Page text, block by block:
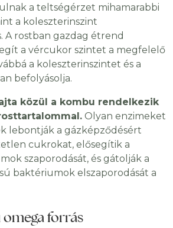
a teltségérzet mihamarabbi
a koleszterinszint
A rostban gazdag étrend
a vércukor szintet a megfelelő
a koleszterinszintet és a
befolyásolja.
közül a kombu rendelkezik
Olyan enzimeket
lebontják a gázképződésért
cukrokat, elősegítik a
szaporodását, és gátolják a
baktériumok elszaporodását a
forrás